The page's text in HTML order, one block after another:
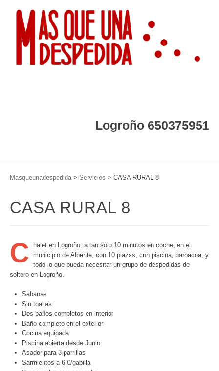
Logroño 650375951
Masqueunadespedida> Servicios > CASA RURAL 8
CASA RURAL 8
C
halet en Logroño, a tan sólo 10 minutos en coche, en el
municipio de Alberite, con 10 plazas, con piscina, barbacoa, y
todo lo que pueda necesitar un grupo de despedidas de
soltero en Logroño.
Sabanas
Sin toallas
Dos baños completos en interior
Baño completo en el exterior
Cocina equipada
Piscina abierta desde Junio
Asador para 3 parrillas
Sarmientos a 6 €/gabilla